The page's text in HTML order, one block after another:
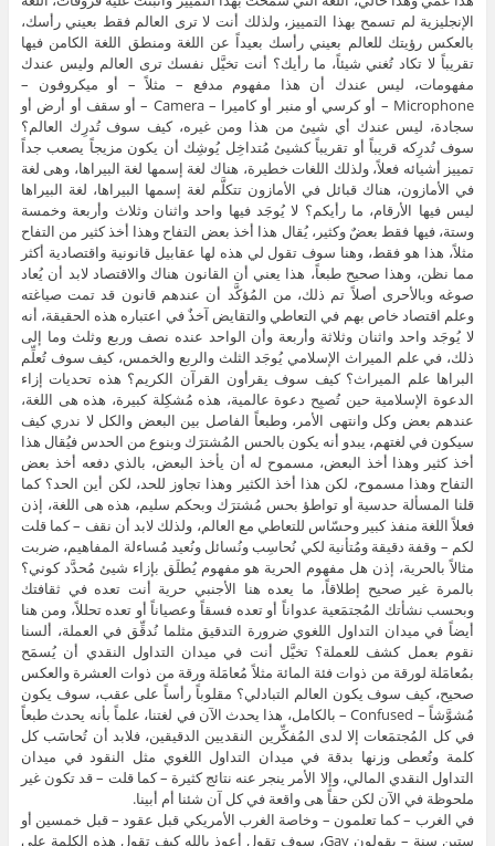
الإنجليزية لم تسمح بهذا التمييز، ولذلك أنت لا ترى العالم فقط بعيني رأسك،
بالعكس رؤيتك للعالم بعيني رأسك بعيداً عن اللغة ومنطق اللغة الكامن فيها
تقريباً لا تكاد تُغني شيئاً، ما رأيك؟ أنت تخيَّل نفسك ترى العالم وليس عندك
مفهومات، ليس عندك أن هذا مفهوم مدفع – مثلاً – أو ميكروفون –
Microphone – أو كرسي أو منبر أو كاميرا – Camera – أو سقف أو أرض أو
سجادة، ليس عندك أي شيئ من هذا ومن غيره، كيف سوف تُدرِك العالم؟
سوف تُدرِكه قريباً أو تقريباً كشيئ مُتداخِل يُوشِك أن يكون مزيجاً يصعب جداً
تمييز أشيائه فعلاً، ولذلك اللغات خطيرة، هناك لغة إسمها لغة البيراها، وهى لغة
في الأمازون، هناك قبائل في الأمازون تتكلَّم لغة إسمها البيراها، لغة البيراها
ليس فيها الأرقام، ما رأيكم؟ لا يُوجَد فيها واحد واثنان وثلاث وأربعة وخمسة
وستة، فيها فقط بعضٌ وكثير، يُقال هذا أخذ بعض التفاح وهذا أخذ كثير من التفاح
مثلاً، هذا هو فقط، وهنا سوف تقول لي هذه لها عقابيل قانونية واقتصادية أكثر
مما نظن، وهذا صحيح طبعاً، هذا يعني أن القانون هناك والاقتصاد لابد أن يُعاد
صوغه وبالأحرى أصلاً تم ذلك، من المُؤكَّد أن عندهم قانون قد تمت صياغته
وعلم اقتصاد خاص بهم في التعاطي والتقايض آخذٌ في اعتباره هذه الحقيقة، أنه
لا يُوجَد واحد واثنان وثلاثة وأربعة وأن الواحد عنده نصف وربع وثلث وما إلى
ذلك، في علم الميراث الإسلامي يُوجَد الثلث والربع والخمس، كيف سوف تُعلِّم
البراها علم الميراث؟ كيف سوف يقرأون القرآن الكريم؟ هذه تحديات إزاء
الدعوة الإسلامية حين تُصبِح دعوة عالمية، هذه مُشكِلة كبيرة، هذه هى اللغة،
عندهم بعض وكل وانتهى الأمر، وطبعاً الفاصل بين البعض والكل لا ندري كيف
سيكون في لغتهم، يبدو أنه يكون بالحس المُشترَك وبنوع من الحدس فيُقال هذا
أخذ كثير وهذا أخذ البعض، مسموح له أن يأخذ البعض، بالذي دفعه أخذ بعض
التفاح وهذا مسموح، لكن هذا أخذ الكثير وهذا تجاوز للحد، لكن أين الحد؟ كما
قلنا المسألة حدسية أو تواطؤ بحس مُشترَك وبحكم سليم، هذه هى اللغة، إذن
فعلاً اللغة منفذ كبير وحسّاس للتعاطي مع العالم، ولذلك لابد أن نقف – كما قلت
لكم – وقفة دقيقة ومُتأنية لكي نُحاسِب ونُسائل ونُعيد مُساءلة المفاهيم، ضربت
مثالاً بالحرية، إذن هل مفهوم الحرية هو مفهوم يُطلَق بإزاء شيئ مُحدَّد كوني؟
بالمرة غير صحيح إطلاقاً، ما يعده هنا الأجنبي حرية أنت تعده في ثقافتك
وبحسب نشأتك المُجتمَعية عدواناً أو تعده فسقاً وعصياناً أو تعده تحللاً، ومن هنا
أيضاً في ميدان التداول اللغوي ضرورة التدقيق مثلما نُدقِّق في العملة، ألسنا
نقوم بعمل كشف للعملة؟ تخيَّل أنت في ميدان التداول النقدي أن يُسمَح
بمُعامَلة لورقة من ذوات فئة المائة مثلاً مُعامَلة ورقة من ذوات العشرة والعكس
صحيح، كيف سوف يكون العالم التبادلي؟ مقلوباً رأساً على عقب، سوف يكون
مُشوَّشاً – Confused – بالكامل، هذا يحدث الآن في لغتنا، علماً بأنه يحدث طبعاً
في كل المُجتمَعات إلا لدى المُفكِّرين النقديين الدقيقين، فلابد أن تُحاسَب كل
كلمة وتُعطى وزنها بدقة في ميدان التداول اللغوي مثل النقود في ميدان
التداول النقدي المالي، وإلا الأمر ينجر عنه نتائج كثيرة – كما قلت – قد تكون غير
ملحوظة في الآن لكن حقاً هى واقعة في كل آن شئنا أم أبينا.
في الغرب – كما تعلمون – وخاصة الغرب الأمريكي قبل عقود – قبل خمسين أو
ستين سنة – يقولون Gay، سوف تقول أعوذ بالله كيف تقول هذه الكلمة على